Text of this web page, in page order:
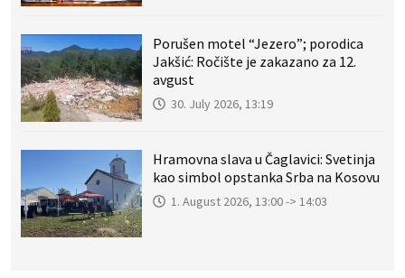
Porušen motel “Jezero”; porodica
Jakšić: Ročište je zakazano za 12.
avgust
30. July 2026, 13:19
Hramovna slava u Čaglavici: Svetinja
kao simbol opstanka Srba na Kosovu
1. August 2026, 13:00 -> 14:03